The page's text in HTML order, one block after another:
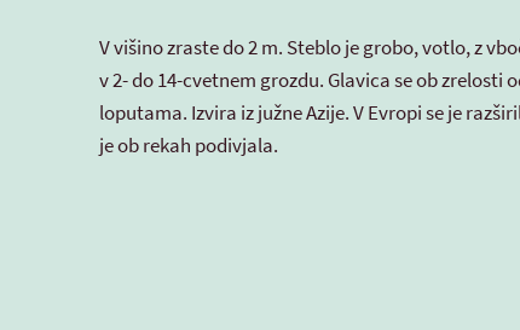
V višino zraste do 2 m. Steblo je grobo, votlo, z
v 2- do 14-cvetnem grozdu. Glavica se ob zrelosti
loputama. Izvira iz južne Azije. V Evropi se je
je ob rekah podivjala.